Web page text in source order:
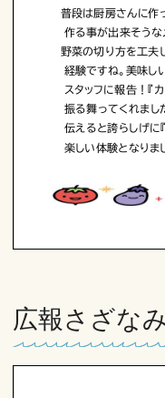
広報さざな